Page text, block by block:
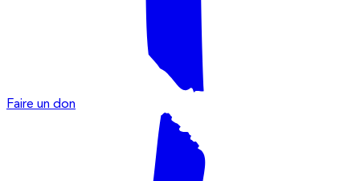
Faire un don